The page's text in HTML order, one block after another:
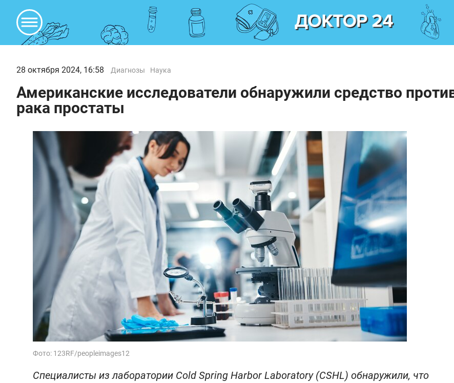
28 октября 2024, 16:58 Диагнозы Наука
Американские исследователи обнаружили средство
рака простаты
Фото: 123RF/peopleimages12
Специалисты из лаборатории Cold Spring Harbor Laboratory (CSHL) обнаружили, что